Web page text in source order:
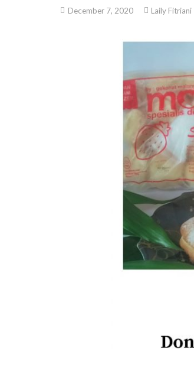
December 7, 2020 Laily Fitriani